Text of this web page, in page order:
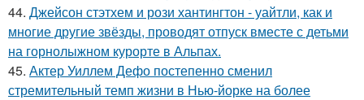
44. Джейсон стэтхем и рози хантингтон - уайтли, как и
многие другие звёзды, проводят отпуск вместе с детьми
на горнолыжном курорте в Альпах.
45. Актер Уиллем Дефо постепенно сменил
стремительный темп жизни в Нью-йорке на более